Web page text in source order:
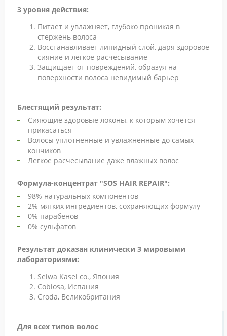
3 уровня действия:
Питает и увлажняет, глубоко проникая в
стержень волоса
Восстанавливает липидный слой, даря здоровое
сияние и легкое расчесывание
Защищает от повреждений, образуя на
поверхности волоса невидимый барьер
Блестящий результат:
Сияющие здоровые локоны, к которым хочется
прикасаться
Волосы уплотненные и увлажненные до самых
кончиков
Легкое расчесывание даже влажных волос
Формула-концентрат "SOS HAIR REPAIR":
98% натуральных компонентов
2% мягких ингредиентов, сохраняющих формулу
0% парабенов
0% сульфатов
Результат доказан клинически 3 мировыми
лабораториями:
Seiwa Kasei co., Япония
Cobiosa, Испания
Croda, Великобритания
Для всех типов волос